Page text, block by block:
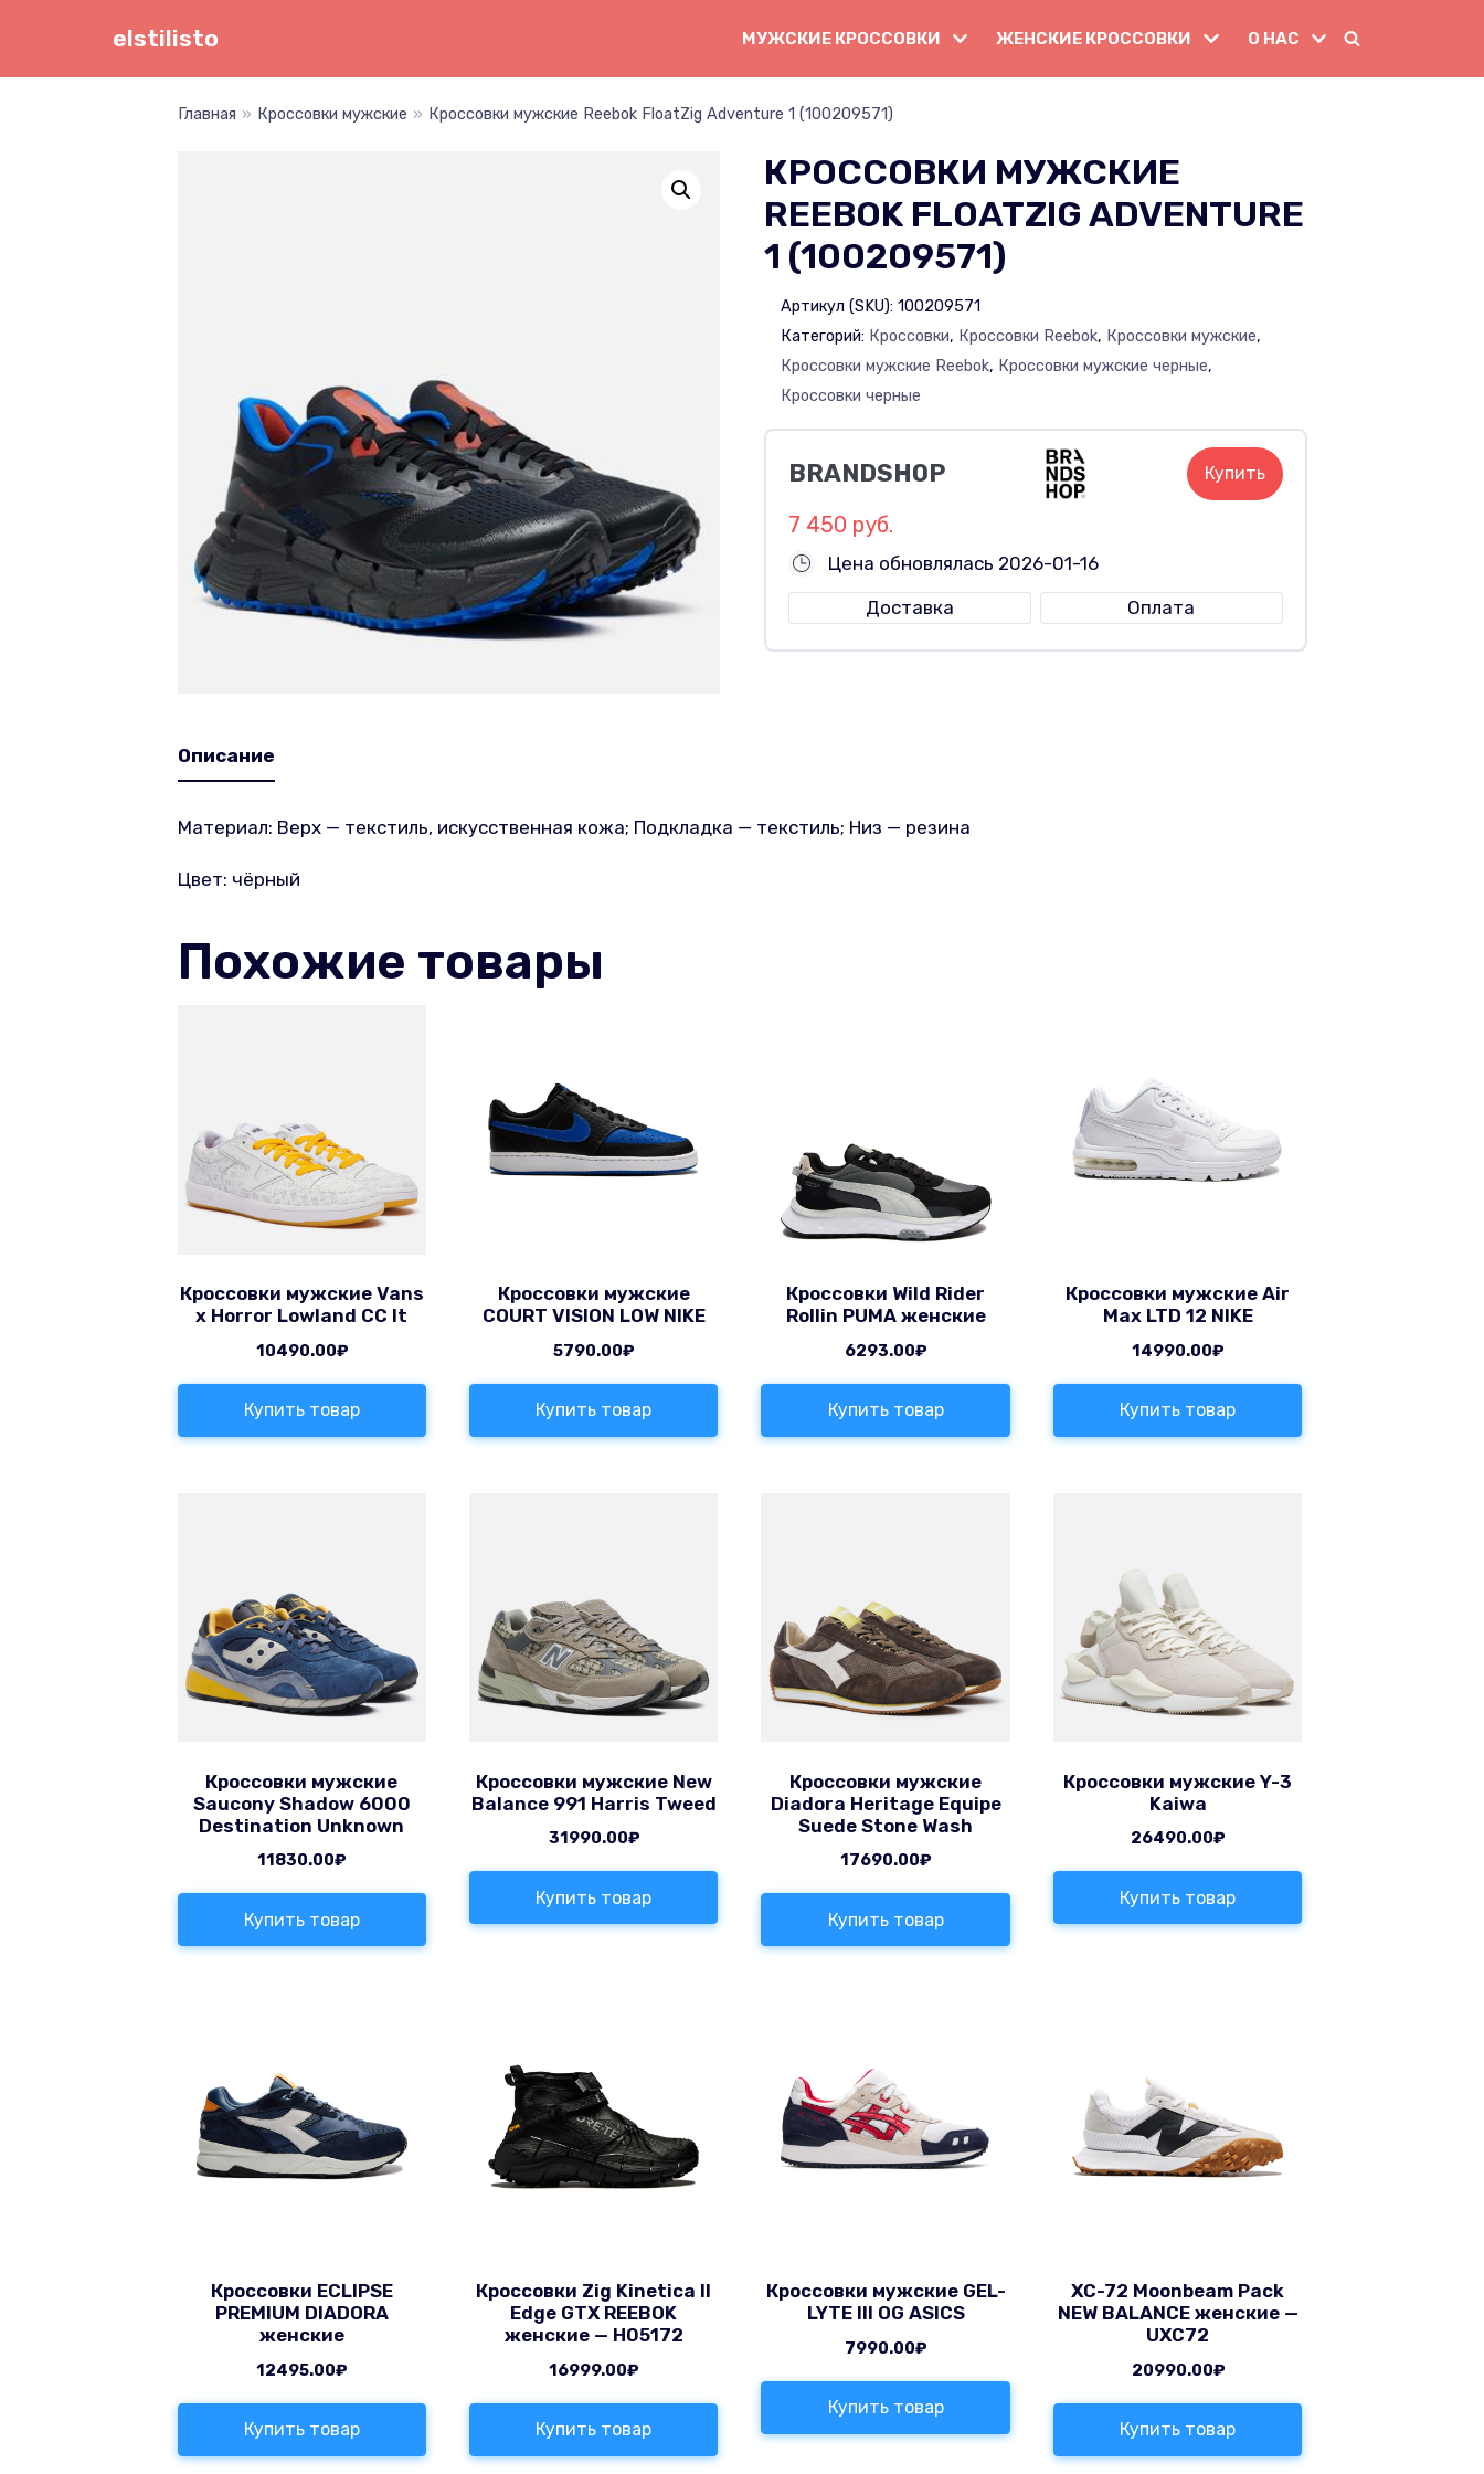
elstilisto МУЖСКИЕ КРОССОВКИ ЖЕНСКИЕ КРОССОВКИ О НАС
Главная » Кроссовки мужские » Кроссовки мужские Reebok FloatZig Adventure 1 (100209571)
КРОССОВКИ МУЖСКИЕ
REEBOK FLOATZIG ADVENTURE
1 (100209571)
Артикул (SKU):100209571
Категорий: Кроссовки, Кроссовки Reebok, Кроссовки мужские,
Кроссовки мужские Reebok, Кроссовки мужские черные,
Кроссовки черные
BRANDSHOP Купить
7 450 руб.
Цена обновлялась 2026-01-16
Доставка
Оплата
Описание
Материал: Верх — текстиль, искусственная кожа; Подкладка — текстиль; Низ — резина
Цвет: чёрный
Похожие товары
Кроссовки мужские Vans
x Horror Lowland CC It
10490.00₽
Купить товар
Кроссовки мужские
COURT VISION LOW NIKE
5790.00₽
Купить товар
Кроссовки Wild Rider
Rollin PUMA женские
6293.00₽
Купить товар
Кроссовки мужские Air
Max LTD 12 NIKE
14990.00₽
Купить товар
Кроссовки мужские
Saucony Shadow 6000
Destination Unknown
11830.00₽
Купить товар
Кроссовки мужские New
Balance 991 Harris Tweed
31990.00₽
Купить товар
Кроссовки мужские
Diadora Heritage Equipe
Suede Stone Wash
17690.00₽
Купить товар
Кроссовки мужские Y-3
Kaiwa
26490.00₽
Купить товар
Кроссовки ECLIPSE
PREMIUM DIADORA
женские
12495.00₽
Купить товар
Кроссовки Zig Kinetica II
Edge GTX REEBOK
женские — H05172
16999.00₽
Купить товар
Кроссовки мужские GEL-
LYTE III OG ASICS
7990.00₽
Купить товар
XC-72 Moonbeam Pack
NEW BALANCE женские —
UXC72
20990.00₽
Купить товар